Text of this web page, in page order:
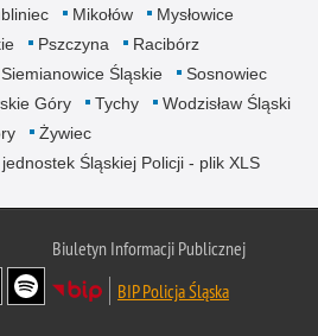
Mikołów
Mysłowice
Pszczyna
Racibórz
Siemianowice Śląskie
Sosnowiec
Góry Tychy
Wodzisław Śląski
Żywiec
Śląskiej Policji - plik XLS
Biuletyn Informacji Publicznej
BIP Policja Śląska